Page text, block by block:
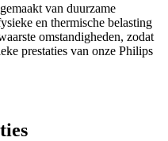
van duurzame
en thermische belasting
omstandigheden, zodat
prestaties van onze Philips